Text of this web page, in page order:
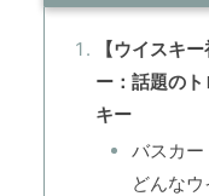
【ウイスキ
ー：話題の
キー
バスカ
どんな